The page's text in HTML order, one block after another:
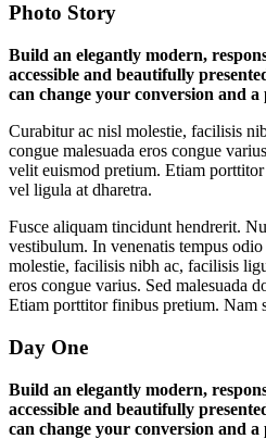
Photo Story
Build an elegantly modern,
accessible and beautifully
can change your conversion and
Curabitur ac nisl molestie, facilisis
congue malesuada eros congue
velit euismod pretium. Etiam
vel ligula at dharetra.
Fusce aliquam tincidunt hendrerit.
vestibulum. In venenatis tempus
molestie, facilisis nibh ac, facilisis
eros congue varius. Sed malesuada
Etiam porttitor finibus pretium. Nam
Day One
Build an elegantly modern,
accessible and beautifully
can change your conversion and